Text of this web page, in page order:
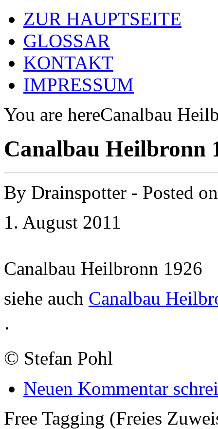
ZUR HAUPTSEITE
GLOSSAR
KONTAKT
IMPRESSUM
You are hereCanalbau
Canalbau Heilbronn
By Drainspotter - Posted
1. August 2011
Canalbau Heilbronn 1926
siehe auch Canalbau
·
© Stefan Pohl
Neuen Kommentar
Free Tagging (Freies